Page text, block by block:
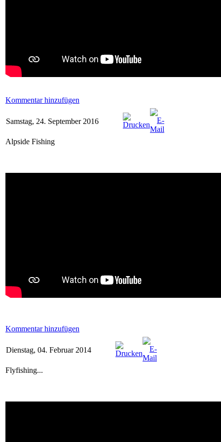
Kommentar hinzufügen
Samstag, 24. September 2016
Alpside Fishing
Kommentar hinzufügen
Dienstag, 04. Februar 2014
Flyfishing...